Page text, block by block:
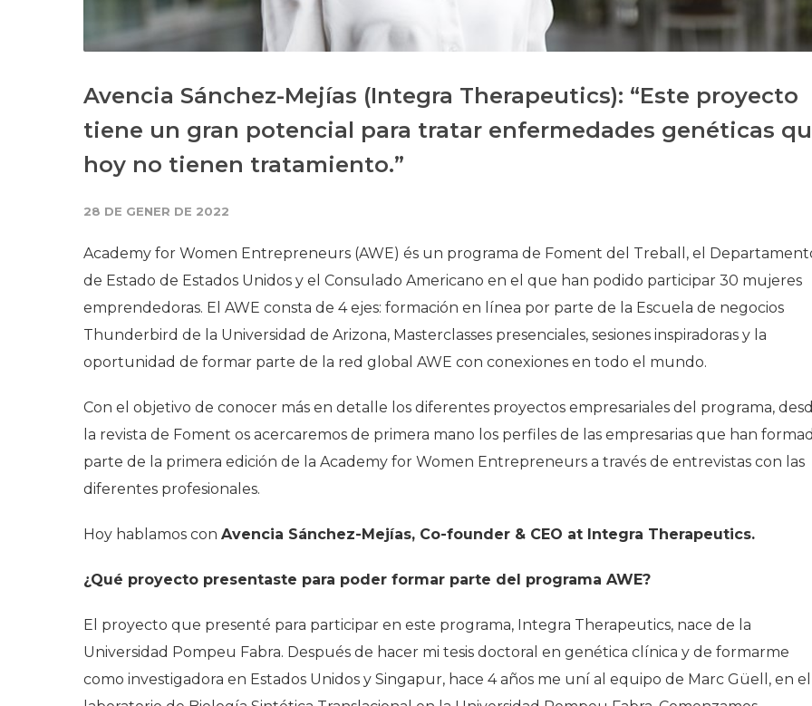
Galeria de Presidents
Biblioteca Arxiu
Avencia Sánchez-Mejías (Integra Therapeutics): “Este proyecto
tiene un gran potencial para tratar enfermedades genéticas
hoy no tienen tratamiento.”
28 DE GENER DE 2022
Academy for Women Entrepreneurs (AWE) és un programa de Foment del Treball, el
de Estado de Estados Unidos y el Consulado Americano en el que han podido participar 30 mujeres
emprendedoras. El AWE consta de 4 ejes: formación en línea por parte de la Escuela de negocios
Thunderbird de la Universidad de Arizona, Masterclasses presenciales, sesiones inspiradoras y la
oportunidad de formar parte de la red global AWE con conexiones en todo el mundo.
Con el objetivo de conocer más en detalle los diferentes proyectos empresariales del programa,
la revista de Foment os acercaremos de primera mano los perfiles de las empresarias que han
parte de la primera edición de la Academy for Women Entrepreneurs a través de entrevistas con las
diferentes profesionales.
Hoy hablamos con Avencia Sánchez-Mejías, Co-founder & CEO at Integra Therapeutics.
¿Qué proyecto presentaste para poder formar parte del programa AWE?
El proyecto que presenté para participar en este programa, Integra Therapeutics, nace de la
Universidad Pompeu Fabra. Después de hacer mi tesis doctoral en genética clínica y de formarme
como investigadora en Estados Unidos y Singapur, hace 4 años me uní al equipo de Marc Güell, en el